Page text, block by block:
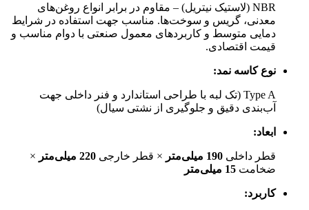
NBR (لاستیک نیتریل) – مقاوم در برابر انواع روغن‌های
معدنی، گریس و سوخت‌ها. مناسب جهت استفاده در شرایط
دمایی متوسط و کاربردهای معمول صنعتی با دوام مناسب و
قیمت اقتصادی.
نوع کاسه نمد:
Type A (تک لبه با طراحی استاندارد و فنر داخلی جهت
آب‌بندی دقیق و جلوگیری از نشتی سیال)
ابعاد:
قطر داخلی 190 میلی‌متر × قطر خارجی 220 میلی‌متر
×
ضخامت 15 میلی‌متر
کاربرد: